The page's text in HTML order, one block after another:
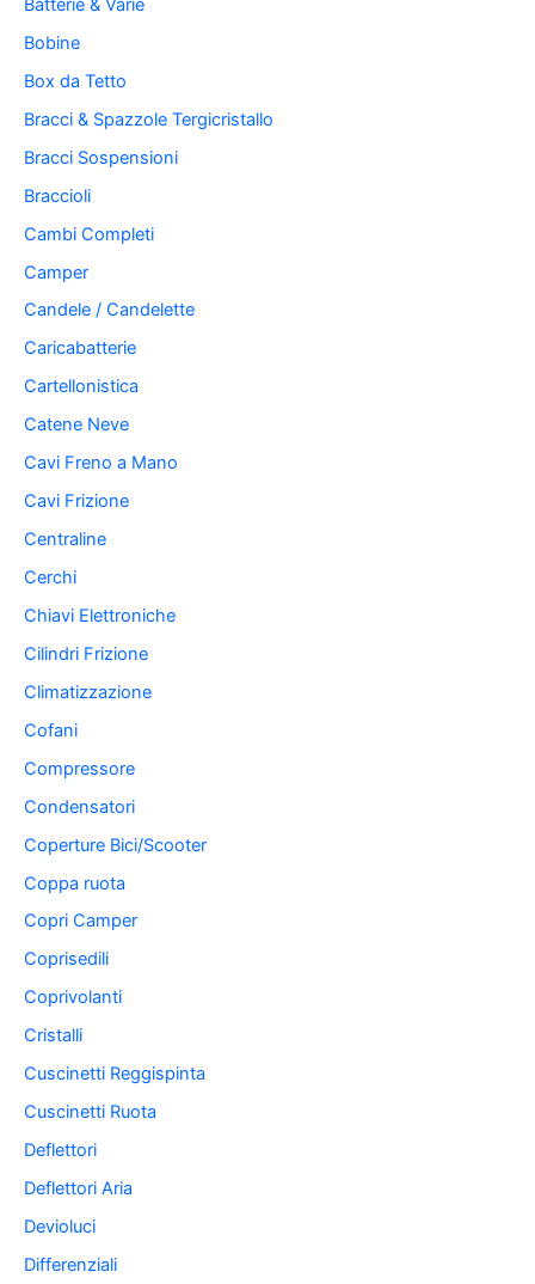
Batterie & Varie
Bobine
Box da Tetto
Bracci & Spazzole Tergicristallo
Bracci Sospensioni
Braccioli
Cambi Completi
Camper
Candele / Candelette
Caricabatterie
Cartellonistica
Catene Neve
Cavi Freno a Mano
Cavi Frizione
Centraline
Cerchi
Chiavi Elettroniche
Cilindri Frizione
Climatizzazione
Cofani
Compressore
Condensatori
Coperture Bici/Scooter
Coppa ruota
Copri Camper
Coprisedili
Coprivolanti
Cristalli
Cuscinetti Reggispinta
Cuscinetti Ruota
Deflettori
Deflettori Aria
Devioluci
Differenziali